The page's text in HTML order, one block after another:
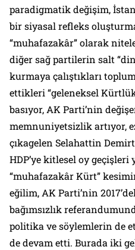
paradigmatik değişim,
bir siyasal refleks
“muhafazakâr” olarak
diğer sağ partilerin salt
kurmaya çalıştıkları
ettikleri “geleneksel
basıyor, AK Parti’nin
memnuniyetsizlik artıyor,
çıkagelen Selahattin
HDP’ye kitlesel oy geçişleri
“muhafazakâr Kürt”
eğilim, AK Parti’nin
bağımsızlık
politika ve söylemlerin de
de devam etti. Burada iki